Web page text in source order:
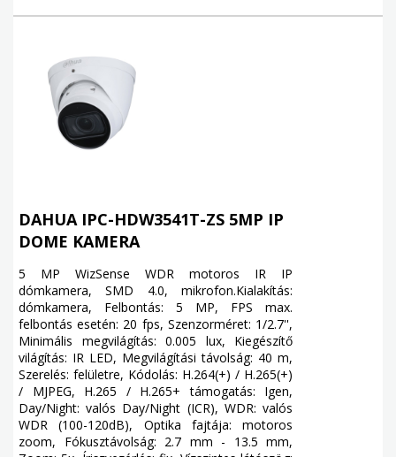
DAHUA IPC-HDW3541T-ZS 5MP IP
DOME KAMERA
5 MP WizSense WDR motoros IR IP
dómkamera, SMD 4.0, mikrofon.Kialakítás:
dómkamera, Felbontás: 5 MP, FPS max.
felbontás esetén: 20 fps, Szenzorméret: 1/2.7'',
Minimális megvilágítás: 0.005 lux, Kiegészítő
világítás: IR LED, Megvilágítási távolság: 40 m,
Szerelés: felületre, Kódolás: H.264(+) / H.265(+)
/ MJPEG, H.265 / H.265+ támogatás: Igen,
Day/Night: valós Day/Night (ICR), WDR: valós
WDR (100-120dB), Optika fajtája: motoros
zoom, Fókusztávolság: 2.7 mm - 13.5 mm,